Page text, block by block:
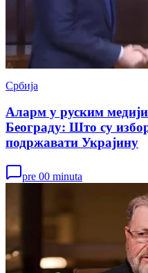
Србија
Аларм у руским
Београду: Што су
подржавати Украјину
pre 00 minuta